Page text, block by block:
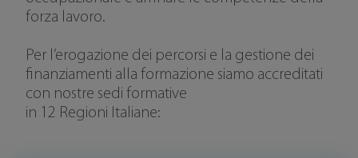
forza lavoro.
Per l’erogazione dei percorsi e la gestione dei
finanziamenti alla formazione siamo accreditati
con nostre sedi formative
in 12 Regioni Italiane: